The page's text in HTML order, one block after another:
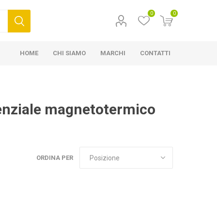
0 0
HOME CHI SIAMO MARCHI CONTATTI
magnetotermico
ORDINA PER